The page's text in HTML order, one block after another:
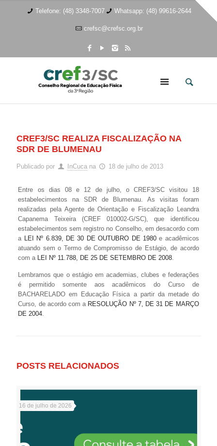
Telefone: (48) 3348-7007 Whatsapp: (48) 99616-2644
crefsc@crefsc.org.br
CREF3/SC REALIZA FISCALIZAÇÃO NA
SDR DE BLUMENAU
Publicado por InCuca na 18 de julho de 2013
Entre os dias 08 e 12 de julho, o CREF3/SC visitou 18
estabelecimentos na SDR de Blumenau. As visitas foram
realizadas pela Agente de Orientação e Fiscalização Leandra
Capanema Teixeira (CREF 010002-G/SC), que identificou
estabelecimentos sem registro no Conselho, em desacordo com
a LEI Nº 6.839, DE 30 DE OUTUBRO DE 1980e acadêmicos
atuando sem o Termo de Compromisso de Estágio, de acordo
com a LEI Nº 11.788, DE 25 DE SETEMBRO DE 2008.
Lembramos que o estágio em academias, clubes e federações
é permitido somente aos acadêmicos do Curso de
BACHARELADO em Educação Física a partir da metade do
Curso, de acordo com a RESOLUÇÃO Nº 7, DE 31 DE MARÇO
DE 2004.
POSTS RELACIONADOS
16 de julho de 2026